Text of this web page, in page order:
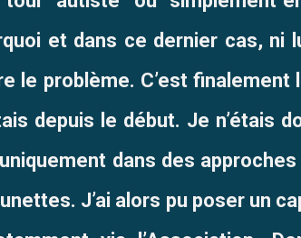
et dans ce dernier cas, ni
le problème. C’est finalement
depuis le début. Je n’étais
dans des
J’ai alors pu poser un